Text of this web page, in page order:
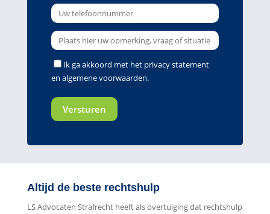
Ik ga akkoord met het privacy statement
en algemene voorwaarden.
Altijd de beste rechtshulp
LS Advocaten Strafrecht heeft als overtuiging dat rechtshulp